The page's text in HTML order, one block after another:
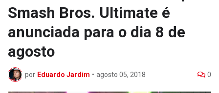
Smash Bros. Ultimate é
anunciada para o dia 8 de
agosto
por Eduardo Jardim • agosto 05, 2018 0